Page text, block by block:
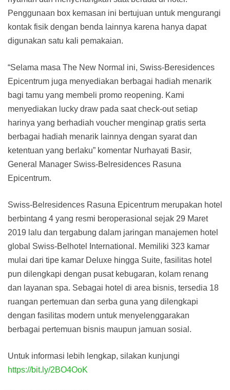
Penggunaan box kemasan ini bertujuan untuk mengurangi
kontak fisik dengan benda lainnya karena hanya dapat
digunakan satu kali pemakaian.
“Selama masa The New Normal ini, Swiss-Beresidences
Epicentrum juga menyediakan berbagai hadiah menarik
bagi tamu yang membeli promo reopening. Kami
menyediakan lucky draw pada saat check-out setiap
harinya yang berhadiah voucher menginap gratis serta
berbagai hadiah menarik lainnya dengan syarat dan
ketentuan yang berlaku” komentar Nurhayati Basir,
General Manager Swiss-Belresidences Rasuna
Epicentrum.
Swiss-Belresidences Rasuna Epicentrum merupakan hotel
berbintang 4 yang resmi beroperasional sejak 29 Maret
2019 lalu dan tergabung dalam jaringan manajemen hotel
global Swiss-Belhotel International. Memiliki 323 kamar
mulai dari tipe kamar Deluxe hingga Suite, fasilitas hotel
pun dilengkapi dengan pusat kebugaran, kolam renang
dan layanan spa. Sebagai hotel di area bisnis, tersedia 18
ruangan pertemuan dan serba guna yang dilengkapi
dengan fasilitas modern untuk menyelenggarakan
berbagai pertemuan bisnis maupun jamuan sosial.
Untuk informasi lebih lengkap, silakan kunjungi
https://bit.ly/2BO4OoK